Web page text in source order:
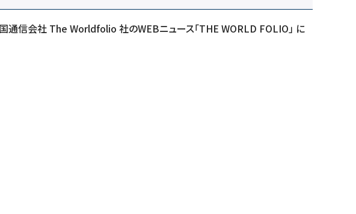
信会社 The Worldfolio 社のWEBニュース「THE WORLD FOLIO」 に